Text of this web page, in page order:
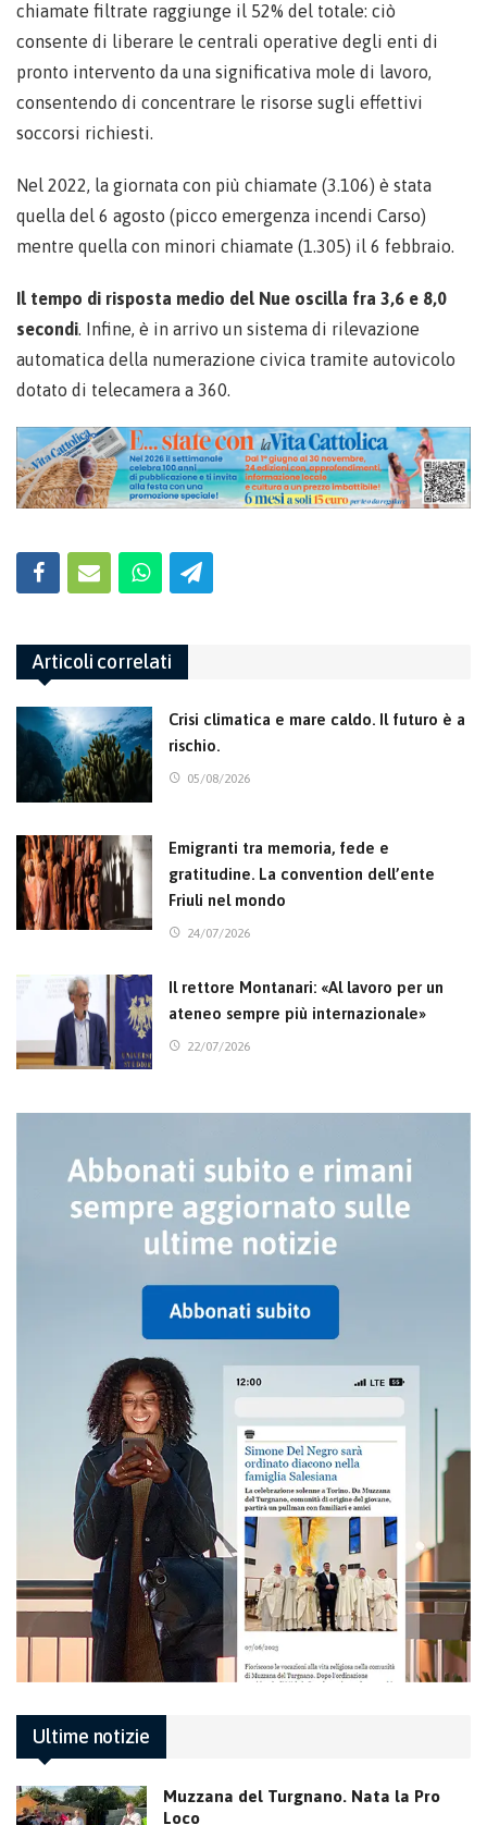
chiamate filtrate raggiunge il 52% del totale: ciò
consente di liberare le centrali operative degli enti di
pronto intervento da una significativa mole di lavoro,
consentendo di concentrare le risorse sugli effettivi
soccorsi richiesti.
Nel 2022, la giornata con più chiamate (3.106) è stata
quella del 6 agosto (picco emergenza incendi Carso)
mentre quella con minori chiamate (1.305) il 6 febbraio.
Il tempo di risposta medio del Nue oscilla fra 3,6 e 8,0
secondi. Infine, è in arrivo un sistema di rilevazione
automatica della numerazione civica tramite autovicolo
dotato di telecamera a 360.
Articoli correlati
Crisi climatica e mare caldo. Il futuro è a
rischio.
05/08/2026
Emigranti tra memoria, fede e
gratitudine. La convention dell’ente
Friuli nel mondo
24/07/2026
Il rettore Montanari: «Al lavoro per un
ateneo sempre più internazionale»
22/07/2026
Ultime notizie
Muzzana del Turgnano. Nata la Pro
Loco